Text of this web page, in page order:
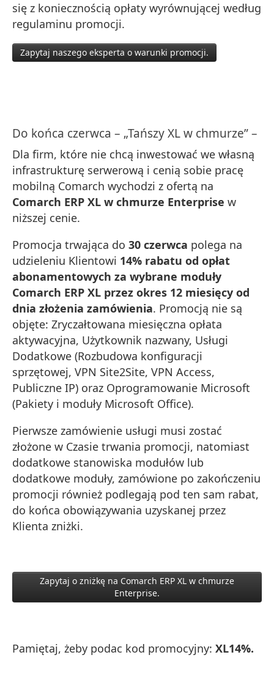
się z koniecznością opłaty wyrównującej według
regulaminu promocji.
Zapytaj naszego eksperta o warunki promocji.
Do końca czerwca – „Tańszy XL w chmurze” –
Dla firm, które nie chcą inwestować we własną
infrastrukturę serwerową i cenią sobie pracę
mobilną Comarch wychodzi z ofertą na
Comarch ERP XL w chmurze Enterprise w
niższej cenie.
Promocja trwająca do 30 czerwca polega na
udzieleniu Klientowi 14% rabatu od opłat
abonamentowych za wybrane moduły
Comarch ERP XL przez okres 12 miesięcy od
dnia złożenia zamówienia. Promocją nie są
objęte: Zryczałtowana miesięczna opłata
aktywacyjna, Użytkownik nazwany, Usługi
Dodatkowe (Rozbudowa konfiguracji
sprzętowej, VPN Site2Site, VPN Access,
Publiczne IP) oraz Oprogramowanie Microsoft
(Pakiety i moduły Microsoft Office).
Pierwsze zamówienie usługi musi zostać
złożone w Czasie trwania promocji, natomiast
dodatkowe stanowiska modułów lub
dodatkowe moduły, zamówione po zakończeniu
promocji również podlegają pod ten sam rabat,
do końca obowiązywania uzyskanej przez
Klienta zniżki.
Zapytaj o zniżkę na Comarch ERP XL w chmurze
Enterprise.
Pamiętaj, żeby podac kod promocyjny: XL14%.